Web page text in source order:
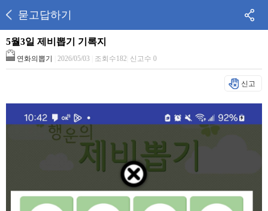
묻고답하기
5월3일 제비뽑기 기록지
연화의뽑기 2026/05/03 조회수182 신고수 0
신고